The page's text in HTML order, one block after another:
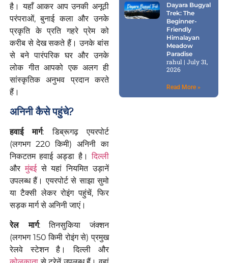
है। यहाँ आकर आप उनकी अनूठी
परंपराओं, बुनाई कला और उनके
प्रकृति के प्रति गहरे प्रेम को
करीब से देख सकते हैं। उनके बांस
से बने पारंपरिक घर और उनके
लोक गीत आपको एक अलग ही
सांस्कृतिक अनुभव प्रदान करते
हैं।
अनिनी कैसे पहुंचे?
हवाई मार्ग: डिब्रूगढ़ एयरपोर्ट
(लगभग 220 किमी) अनिनी का
निकटतम हवाई अड्डा है।दिल्ली
औरमुंबईसे यहां नियमित उड़ानें
उपलब्ध हैं। एयरपोर्ट से साझा सुमो
या टैक्सी लेकर रोइंग पहुंचें, फिर
सड़क मार्ग से अनिनी जाएं।
रेल मार्ग: तिनसुकिया जंक्शन
(लगभग 150 किमी रोइंग से) प्रमुख
रेलवे स्टेशन है। दिल्ली और
Dayara Bugyal
Trek: The
Beginner-
Friendly
Himalayan
Meadow
Paradise
rahul July 31,
2026
Read More »